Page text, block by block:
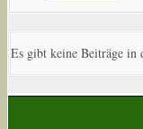
Es gibt keine Beiträge in